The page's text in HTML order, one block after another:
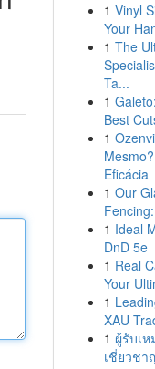
1 Vinyl
Your
1 The
Ta...
1
Best
1
Eficácia
1 Our
1 Ideal
DnD 5e
1 Real
Your
1
XAU
1 ผู้รับเ
เชี่ยวชา